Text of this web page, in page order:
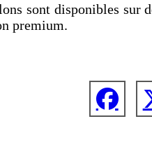
sont disponibles sur
premium.